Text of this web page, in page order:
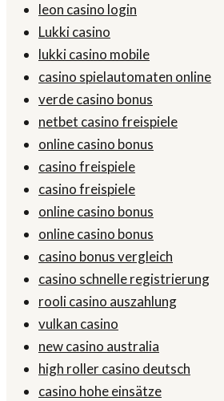
leon casino login
Lukki casino
lukki casino mobile
casino spielautomaten online
verde casino bonus
netbet casino freispiele
online casino bonus
casino freispiele
casino freispiele
online casino bonus
online casino bonus
casino bonus vergleich
casino schnelle registrierung
rooli casino auszahlung
vulkan casino
new casino australia
high roller casino deutsch
casino hohe einsätze